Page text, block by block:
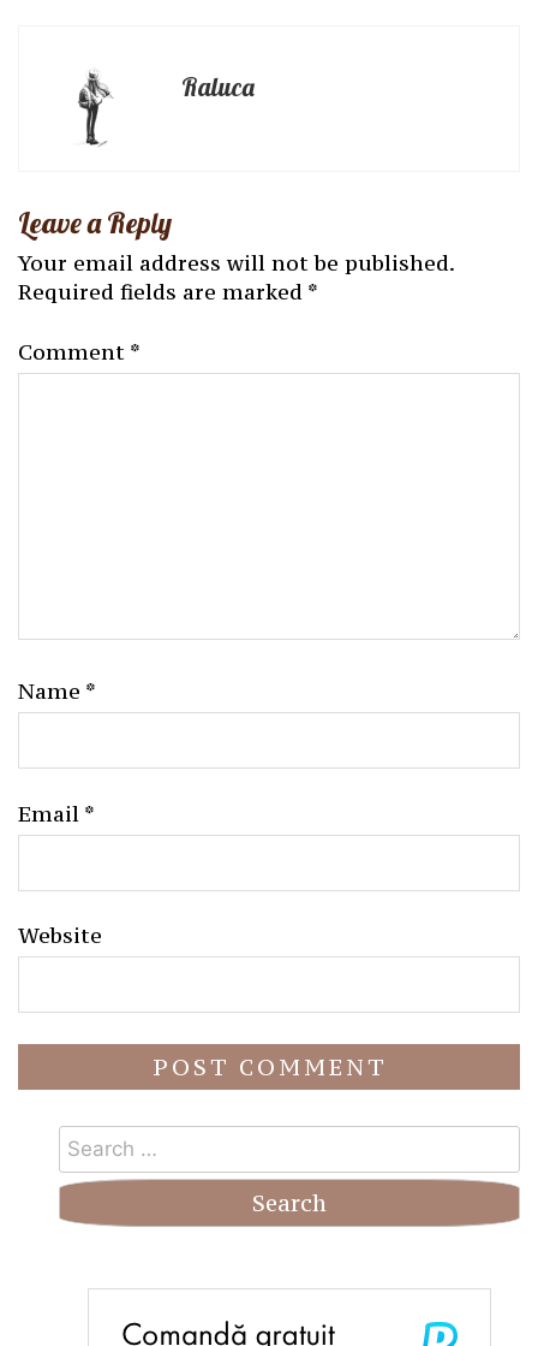
Raluca
Leave a Reply
Your email address will not be published.
Required fields are marked *
Comment *
Name *
Email *
Website
Search
for: